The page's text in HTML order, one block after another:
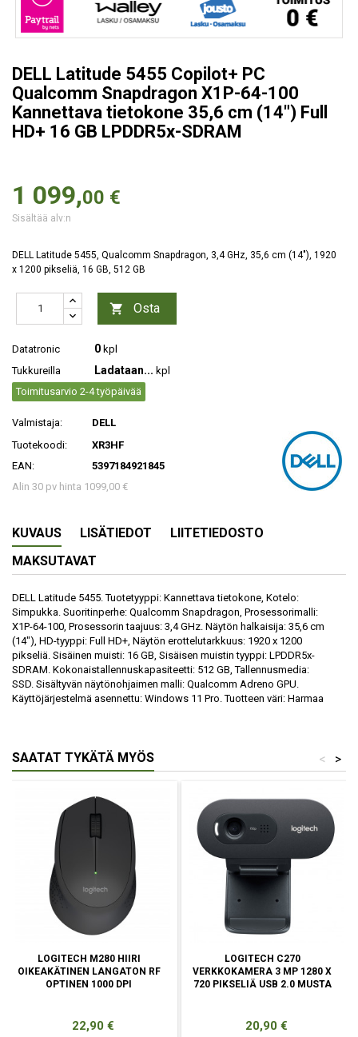
DELL Latitude 5455 Copilot+ PC
Qualcomm Snapdragon X1P-64-100
Kannettava tietokone 35,6 cm (14") Full
HD+ 16 GB LPDDR5x-SDRAM
1 099,00 €
Sisältää alv:n
DELL Latitude 5455, Qualcomm Snapdragon, 3,4 GHz, 35,6 cm (14"), 1920
x 1200 pikseliä, 16 GB, 512 GB
 Osta
Datatronic 0 kpl
Tukkureilla
Ladataan... kpl
Toimitusarvio 2-4 työpäivää
Valmistaja:
DELL
Tuotekoodi:
XR3HF
EAN:
5397184921845
Alin 30 pv hinta 1099,00 €
KUVAUS LISÄTIEDOT
LIITETIEDOSTO
MAKSUTAVAT
DELL Latitude 5455. Tuotetyyppi: Kannettava tietokone, Kotelo:
Simpukka. Suoritinperhe: Qualcomm Snapdragon, Prosessorimalli:
X1P-64-100, Prosessorin taajuus: 3,4 GHz. Näytön halkaisija: 35,6 cm
(14"), HD-tyyppi: Full HD+, Näytön erottelutarkkuus: 1920 x 1200
pikseliä. Sisäinen muisti: 16 GB, Sisäisen muistin tyyppi: LPDDR5x-
SDRAM. Kokonaistallennuskapasiteetti: 512 GB, Tallennusmedia:
SSD. Sisältyvän näytönohjaimen malli: Qualcomm Adreno GPU.
Käyttöjärjestelmä asennettu: Windows 11 Pro. Tuotteen väri: Harmaa
SAATAT TYKÄTÄ MYÖS >
<
LOGITECH M280 HIIRI
OIKEAKÄTINEN LANGATON RF
OPTINEN 1000 DPI
Hinta
22,90 €
LOGITECH C270
VERKKOKAMERA 3 MP 1280 X
720 PIKSELIÄ USB 2.0 MUSTA
Hinta
20,90 €